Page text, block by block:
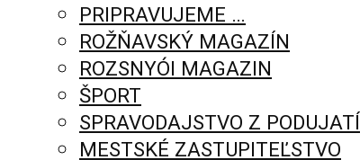
PRIPRAVUJEME …
ROŽŇAVSKÝ MAGAZÍN
ROZSNYÓI MAGAZIN
ŠPORT
SPRAVODAJSTVO Z PODUJATÍ
MESTSKÉ ZASTUPITEĽSTVO